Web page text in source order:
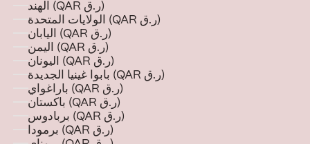
الهند (QAR ر.ق)
الولايات المتحدة (QAR ر.ق)
اليابان (QAR ر.ق)
اليمن (QAR ر.ق)
اليونان (QAR ر.ق)
بابوا غينيا الجديدة (QAR ر.ق)
باراغواي (QAR ر.ق)
باكستان (QAR ر.ق)
بربادوس (QAR ر.ق)
برمودا (QAR ر.ق)